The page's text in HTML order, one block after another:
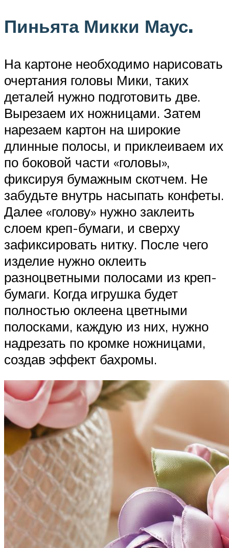
Пиньята Микки Маус.
На картоне необходимо нарисовать
очертания головы Мики, таких
деталей нужно подготовить две.
Вырезаем их ножницами. Затем
нарезаем картон на широкие
длинные полосы, и приклеиваем их
по боковой части «головы»,
фиксируя бумажным скотчем. Не
забудьте внутрь насыпать конфеты.
Далее «голову» нужно заклеить
слоем креп-бумаги, и сверху
зафиксировать нитку. После чего
изделие нужно оклеить
разноцветными полосами из креп-
бумаги. Когда игрушка будет
полностью оклеена цветными
полосками, каждую из них, нужно
надрезать по кромке ножницами,
создав эффект бахромы.